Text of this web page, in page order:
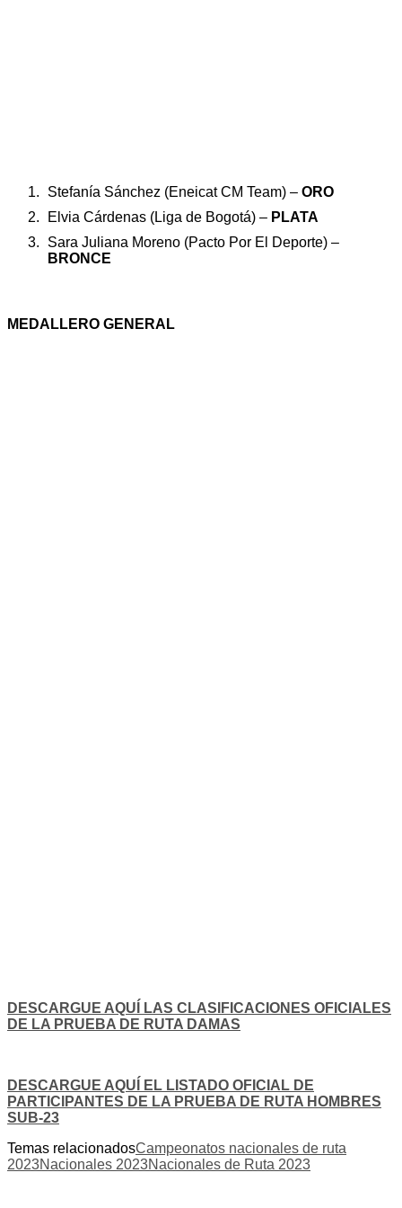
Stefanía Sánchez (Eneicat CM Team) – ORO
Elvia Cárdenas (Liga de Bogotá) – PLATA
Sara Juliana Moreno (Pacto Por El Deporte) –
BRONCE
MEDALLERO GENERAL
DESCARGUE AQUÍ LAS CLASIFICACIONES OFICIALES
DE LA PRUEBA DE RUTA DAMAS
DESCARGUE AQUÍ EL LISTADO OFICIAL DE
PARTICIPANTES DE LA PRUEBA DE RUTA HOMBRES
SUB-23
Temas relacionadosCampeonatos nacionales de ruta
2023Nacionales 2023Nacionales de Ruta 2023